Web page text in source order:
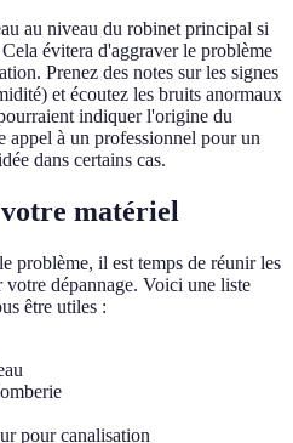
au niveau du robinet principal si
évitera d'aggraver le problème
Prenez des notes sur les signes
et écoutez les bruits anormaux
indiquer l'origine du
appel à un professionnel pour un
dans certains cas.
matériel
problème, il est temps de réunir les
votre dépannage. Voici une liste
être utiles :
pour canalisation